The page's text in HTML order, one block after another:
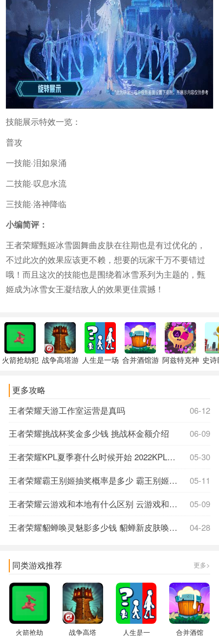
技能展示特效一览：
普攻
一技能·泪如泉涌
二技能·叹息水流
三技能·洛神降临
小编简评：
王者荣耀甄姬冰雪圆舞曲皮肤在往期也是有过优化的，
不过此次的效果应该更不赖，想要的玩家千万不要错过
哦！而且这次的技能也是围绕着冰雪系列为主题的，甄
姬成为冰雪女王凝结敌人的效果更佳震撼！
火箭抢劫犯 战争高塔游 人生是一场 合并酒馆游 阿兹特克神 史
更多攻略
06-12
王者荣耀天游工作室运营是真吗
06-09
王者荣耀挑战杯奖金多少钱 挑战杯金额介绍
05-30
王者荣耀KPL夏季赛什么时候开始 2022KPL夏季赛时间介绍
05-11
王者荣耀霸王别姬抽奖概率是多少 霸王别姬返场皮肤抽奖概率一览
05-09
王者荣耀云游戏和本地有什么区别 云游戏和本地分析一览
04-28
王者荣耀貂蝉唤灵魅影多少钱 貂蝉新皮肤唤灵魅影价格介绍
同类游戏推荐 更多>
火箭抢劫 战争高塔 人生是一 合并酒馆